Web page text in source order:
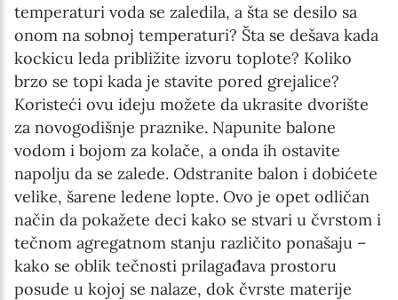
temperaturi voda se zaledila, a šta se desilo sa
onom na sobnoj temperaturi? Šta se dešava kada
kockicu leda približite izvoru toplote? Koliko
brzo se topi kada je stavite pored grejalice?
Koristeći ovu ideju možete da ukrasite dvorište
za novogodišnje praznike. Napunite balone
vodom i bojom za kolače, a onda ih ostavite
napolju da se zalede. Odstranite balon i dobićete
velike, šarene ledene lopte. Ovo je opet odličan
način da pokažete deci kako se stvari u čvrstom i
tečnom agregatnom stanju različito ponašaju –
kako se oblik tečnosti prilagađava prostoru
posude u kojoj se nalaze, dok čvrste materije